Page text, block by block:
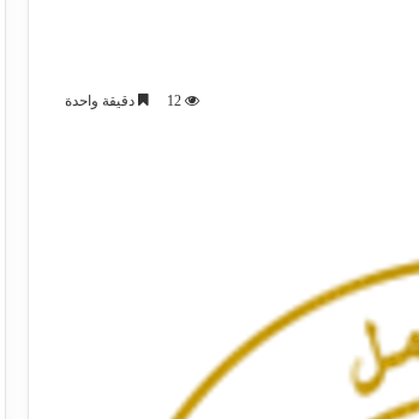
12 دقيقة واحدة